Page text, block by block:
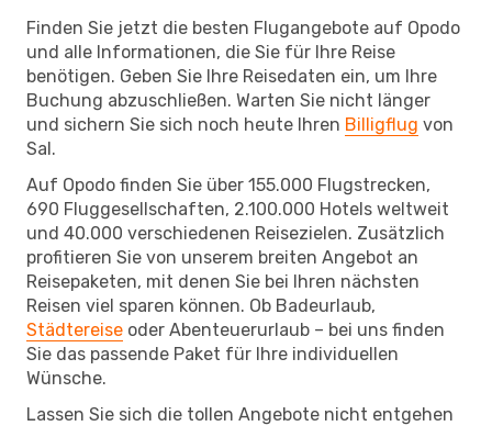
Finden Sie jetzt die besten Flugangebote auf Opodo
und alle Informationen, die Sie für Ihre Reise
benötigen. Geben Sie Ihre Reisedaten ein, um Ihre
Buchung abzuschließen. Warten Sie nicht länger
und sichern Sie sich noch heute Ihren Billigflug von
Sal.
Auf Opodo finden Sie über 155.000 Flugstrecken,
690 Fluggesellschaften, 2.100.000 Hotels weltweit
und 40.000 verschiedenen Reisezielen. Zusätzlich
profitieren Sie von unserem breiten Angebot an
Reisepaketen, mit denen Sie bei Ihren nächsten
Reisen viel sparen können. Ob Badeurlaub,
Städtereise oder Abenteuerurlaub – bei uns finden
Sie das passende Paket für Ihre individuellen
Wünsche.
Lassen Sie sich die tollen Angebote nicht entgehen